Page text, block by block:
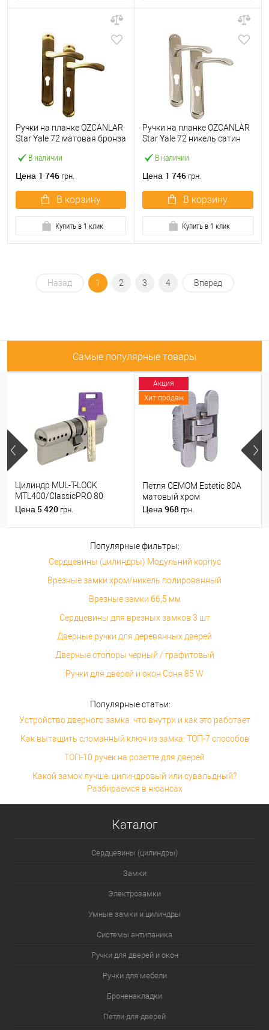
В наличии
Ручки на планке OZCANLAR
Star Yale 72 матовая бронза
Цена 1 746 грн.
В корзину
Купить в 1 клик
В наличии
Ручки на планке OZCANLAR
Star Yale 72 никель сатин
Цена 1 746 грн.
В корзину
Купить в 1 клик
Назад 1 2 3 4 Вперед
Самые популярные товары
Цилиндр MUL-T-LOCK
MTL400/ClassicPRO 80
(35*45) никель сатин
Цена 5 420 грн.
Акция
Хит продаж
Петля CEMOM Estetic 80A
матовый хром
Цена 968 грн.
Популярные фильтры:
Сердцевины (цилиндры) Модульний корпус
Врезные замки хром/никель полированный
Врезные замки 66,5 мм
Сердцевины для врезных замков 3 шт
Дверные ручки для деревянных дверей
Дверные стопоры черный / графитовый
Ручки для дверей и окон Соня 85 W
Популярные статьи:
Устройство дверного замка: что внутри и как это работает
Как вытащить сломанный ключ из замка: ТОП-7 способов
ТОП-10 ручек на розетте для дверей
Какой замок лучше: цилиндровый или сувальдный?
Разбираемся в нюансах
Каталог
Сердцевины (цилиндры)
Замки
Электрозамки
Умные замки и цилиндры
Системы антипаника
Ручки для дверей и окон
Ручки для мебели
Броненакладки
Петли для дверей